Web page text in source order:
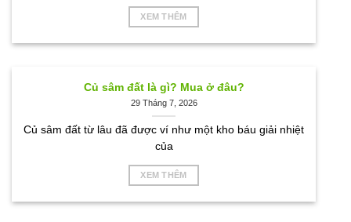
XEM THÊM
Củ sâm đất là gì? Mua ở đâu?
29 Tháng 7, 2026
Củ sâm đất từ lâu đã được ví như một kho báu giải nhiệt
của
XEM THÊM